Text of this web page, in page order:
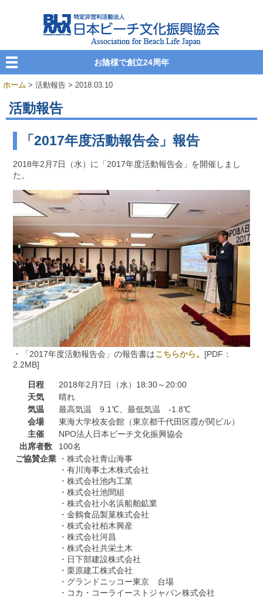
お陰様で創立24周年
ホーム > 活動報告 > 2018.03.10
活動報告
「2017年度活動報告会」報告
2018年2月7日（水）に「2017年度活動報告会」を開催しまし
た。
・「2017年度活動報告会」の報告書はこちらから。 [PDF：
2.2MB]
日程
2018年2月7日（水）18:30～20:00
天気
晴れ
気温
最高気温 9.1℃、最低気温 -1.8℃
会場
東海大学校友会館（東京都千代田区霞が関ビル）
主催
NPO法人日本ビーチ文化振興協会
出席者数
100名
ご協賛企業
・株式会社青山海事
・有川海事土木株式会社
・株式会社池内工業
・株式会社池間組
・株式会社小名浜船舶鉱業
・金鶴食品製菓株式会社
・株式会社柏木興産
・株式会社河昌
・株式会社共栄土木
・日下部建設株式会社
・栗原建工株式会社
・グランドニッコー東京 台場
・コカ・コーライーストジャパン株式会社